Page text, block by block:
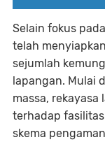
Selain fokus
telah
sejumlah
lapangan. Mulai
massa,
terhadap
skema